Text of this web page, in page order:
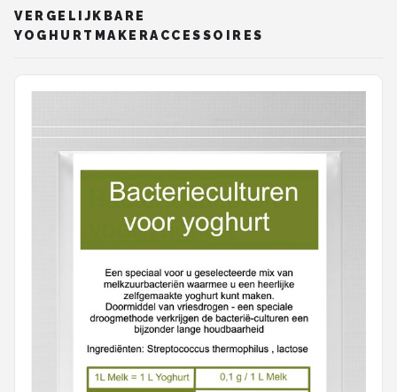
VERGELIJKBARE
YOGHURTMAKERACCESSOIRES